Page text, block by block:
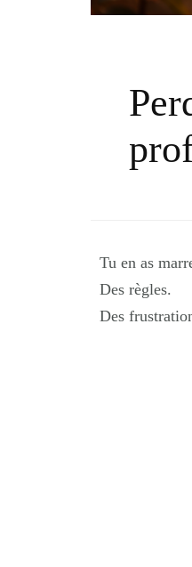
Tu en as
Des règles.
Des